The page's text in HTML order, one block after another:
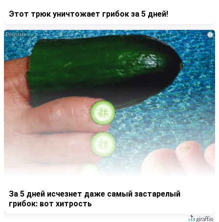
Этот трюк уничтожает грибок за 5 дней!
i
За 5 дней исчезнет даже самый застарелый
грибок: вот хитрость